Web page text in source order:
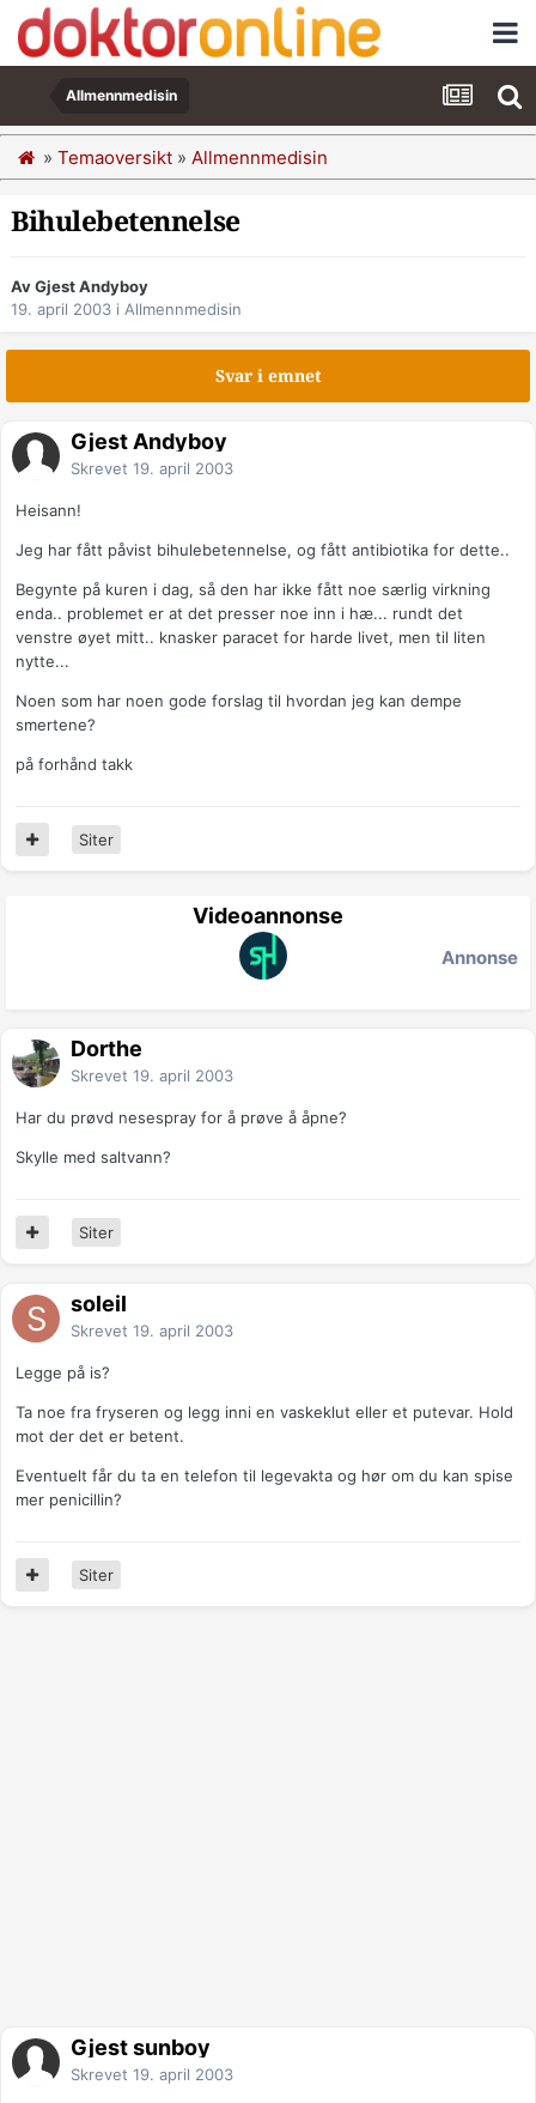
Allmennmedisin
» Temaoversikt » Allmennmedisin
Bihulebetennelse
Av Gjest Andyboy
19. april 2003 i Allmennmedisin
Svar i emnet
Gjest Andyboy
Skrevet 19. april 2003
Heisann!
Jeg har fått påvist bihulebetennelse, og fått antibiotika for dette..
Begynte på kuren i dag, så den har ikke fått noe særlig virkning
enda.. problemet er at det presser noe inn i hæ... rundt det
venstre øyet mitt.. knasker paracet for harde livet, men til liten
nytte...
Noen som har noen gode forslag til hvordan jeg kan dempe
smertene?
på forhånd takk
Siter
Videoannonse
Annonse
Dorthe
Skrevet 19. april 2003
Har du prøvd nesespray for å prøve å åpne?
Skylle med saltvann?
Siter
soleil
Skrevet 19. april 2003
Legge på is?
Ta noe fra fryseren og legg inni en vaskeklut eller et putevar. Hold
mot der det er betent.
Eventuelt får du ta en telefon til legevakta og hør om du kan spise
mer penicillin?
Siter
Gjest sunboy
Skrevet 19. april 2003